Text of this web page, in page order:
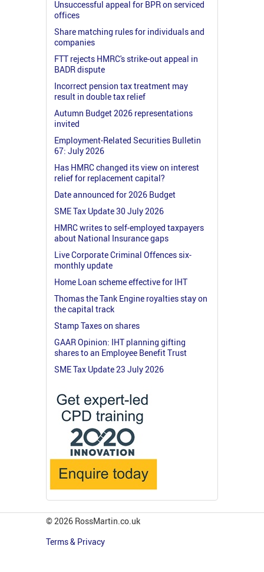
Unsuccessful appeal for BPR on serviced
offices
Share matching rules for individuals and
companies
FTT rejects HMRC's strike-out appeal in
BADR dispute
Incorrect pension tax treatment may
result in double tax relief
Autumn Budget 2026 representations
invited
Employment-Related Securities Bulletin
67: July 2026
Has HMRC changed its view on interest
relief for replacement capital?
Date announced for 2026 Budget
SME Tax Update 30 July 2026
HMRC writes to self-employed taxpayers
about National Insurance gaps
Live Corporate Criminal Offences six-
monthly update
Home Loan scheme effective for IHT
Thomas the Tank Engine royalties stay on
the capital track
Stamp Taxes on shares
GAAR Opinion: IHT planning gifting
shares to an Employee Benefit Trust
SME Tax Update 23 July 2026
© 2026 RossMartin.co.uk
Terms & Privacy